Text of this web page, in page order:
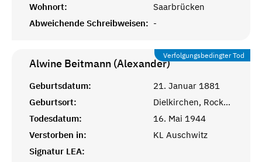
Wohnort:
Saarbrücken
Abweichende Schreibweisen: -
Verfolgungsbedingter Tod
Alwine Beitmann (Alexander)
Geburtsdatum:
21. Januar 1881
Geburtsort:
Dielkirchen, Rockenhausen, Bayr. Pfalz
Todesdatum:
16. Mai 1944
Verstorben in:
KL Auschwitz
Signatur LEA: